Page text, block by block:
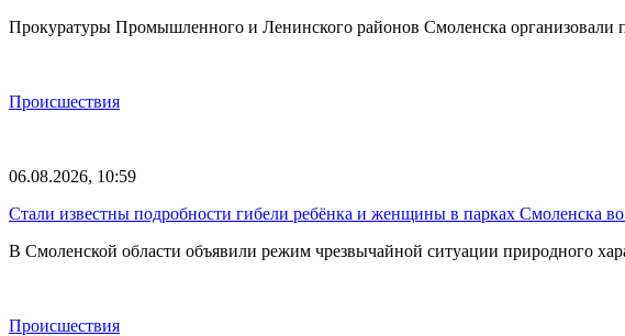
Прокуратуры Промышленного и Ленинского районов Смоленска организовали
Происшествия
06.08.2026, 10:59
Стали известны подробности гибели ребёнка и женщины в парках Смоленска
В Смоленской области объявили режим чрезвычайной ситуации природного
Происшествия